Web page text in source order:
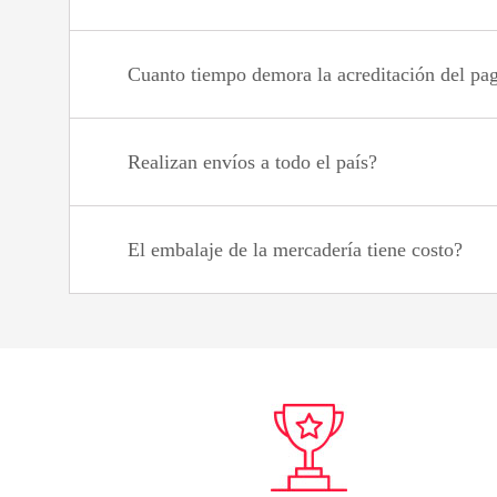
Cuanto tiempo demora la acreditación del
Realizan envíos a todo el país?
El embalaje de la mercadería tiene costo?